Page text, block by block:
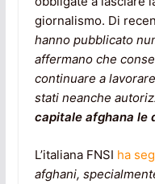
giornalismo. Di
hanno pubblicato
affermano che
continuare a lavorare
stati neanche
capitale afghana le
L’italiana FNSI ha
afghani,